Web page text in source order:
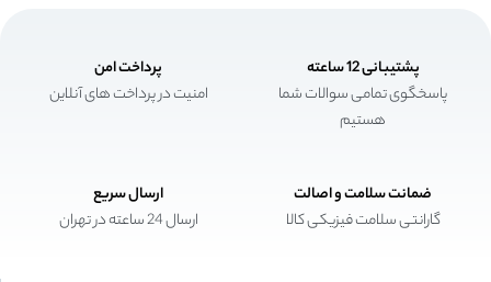
پشتیبانی 12 ساعته
پاسخگوی تمامی سوالات شما
هستیم
پرداخت امن
امنیت در پرداخت های آنلاین
ضمانت سلامت و اصالت
گارانتی سلامت فیزیکی کالا
ارسال سریع
ارسال 24 ساعته در تهران